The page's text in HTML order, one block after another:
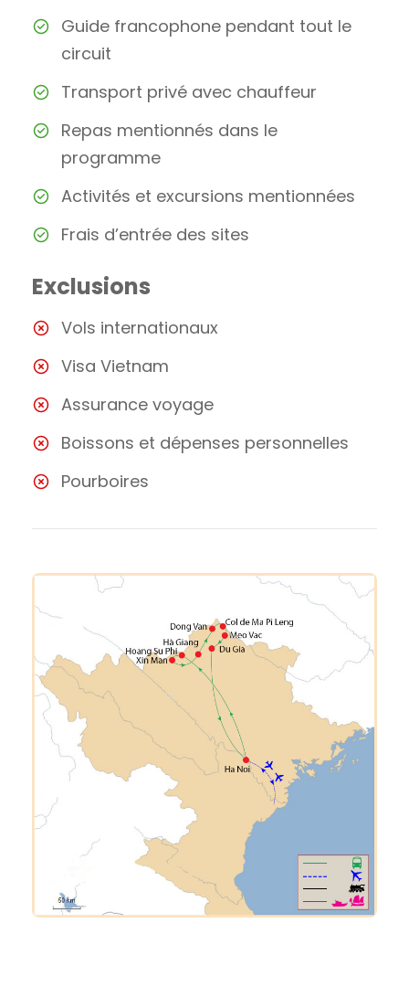
Guide francophone pendant tout le
circuit
Transport privé avec chauffeur
Repas mentionnés dans le
programme
Activités et excursions mentionnées
Frais d’entrée des sites
Exclusions
Vols internationaux
Visa Vietnam
Assurance voyage
Boissons et dépenses personnelles
Pourboires